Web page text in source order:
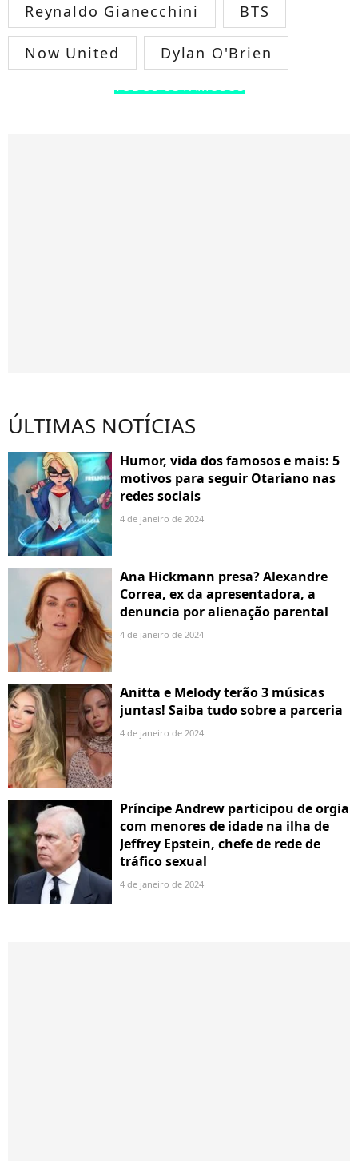
Reynaldo Gianecchini BTS
Now United Dylan O'Brien
TODOS OS FAMOSOS
ÚLTIMAS NOTÍCIAS
Humor, vida dos famosos e mais: 5
motivos para seguir Otariano nas
redes sociais
4 de janeiro de 2024
Ana Hickmann presa? Alexandre
Correa, ex da apresentadora, a
denuncia por alienação parental
4 de janeiro de 2024
Anitta e Melody terão 3 músicas
juntas! Saiba tudo sobre a parceria
4 de janeiro de 2024
Príncipe Andrew participou de orgia
com menores de idade na ilha de
Jeffrey Epstein, chefe de rede de
tráfico sexual
4 de janeiro de 2024